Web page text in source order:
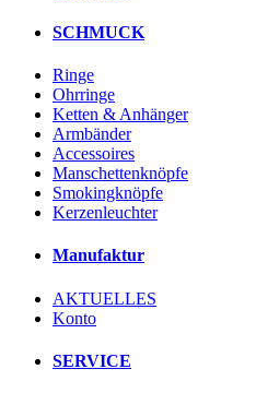
SCHMUCK
Ringe
Ohrringe
Ketten & Anhänger
Armbänder
Accessoires
Manschettenknöpfe
Smokingknöpfe
Kerzenleuchter
Manufaktur
AKTUELLES
Konto
SERVICE